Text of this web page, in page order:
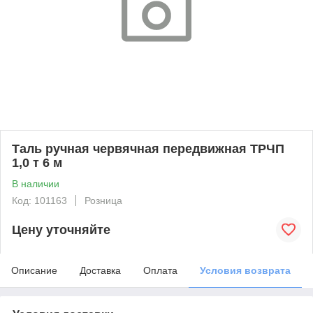
Таль ручная червячная передвижная ТРЧП
1,0 т 6 м
В наличии
Код: 101163
Розница
Цену уточняйте
Описание Доставка Оплата Условия возврата